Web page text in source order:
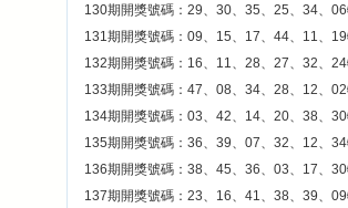
130期開獎號碼：29、30、35、25、34、
131期開獎號碼：09、15、17、44、11、
132期開獎號碼：16、11、28、27、32、
133期開獎號碼：47、08、34、28、12、
134期開獎號碼：03、42、14、20、38、
135期開獎號碼：36、39、07、32、12、
136期開獎號碼：38、45、36、03、17、
137期開獎號碼：23、16、41、38、39、